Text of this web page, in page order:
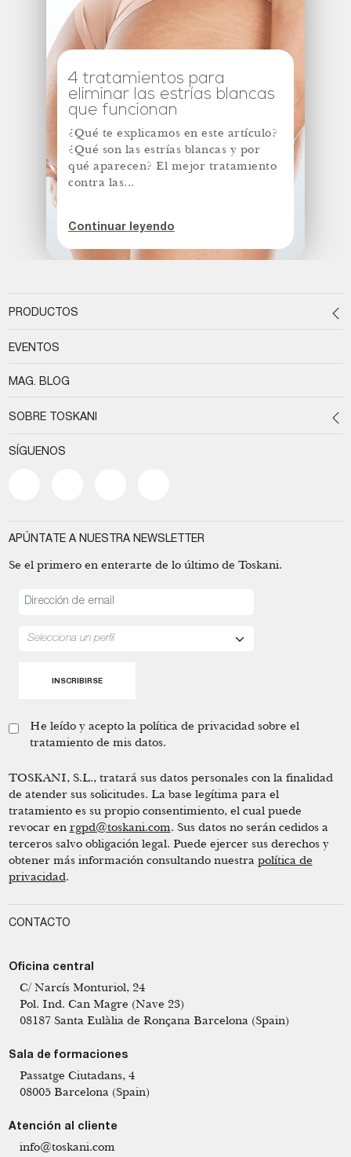
4 tratamientos para
eliminar las estrías blancas
que funcionan
¿Qué te explicamos en este artículo?
¿Qué son las estrías blancas y por
qué aparecen? El mejor tratamiento
contra las...
Continuar leyendo
PRODUCTOS
EVENTOS
MAG. BLOG
SOBRE TOSKANI
SÍGUENOS
APÚNTATE A NUESTRA NEWSLETTER
Se el primero en enterarte de lo último de Toskani.
He leído y acepto la política de privacidadsobre el
tratamiento de mis datos.
TOSKANI, S.L., tratará sus datos personales con la finalidad
de atender sus solicitudes. La base legítima para el
tratamiento es su propio consentimiento, el cual puede
revocar en rgpd@toskani.com. Sus datos no serán cedidos a
terceros salvo obligación legal. Puede ejercer sus derechos y
obtener más información consultando nuestra política de
privacidad.
CONTACTO
Oficina central
C/ Narcís Monturiol, 24
Pol. Ind. Can Magre (Nave 23)
08187 Santa Eulàlia de Ronçana Barcelona (Spain)
Sala de formaciones
Passatge Ciutadans, 4
08005 Barcelona (Spain)
Atención al cliente
info@toskani.com